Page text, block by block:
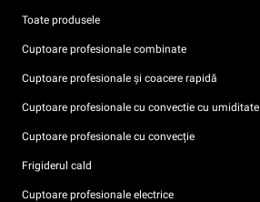
Toate produsele
Cuptoare profesionale combinate
Cuptoare profesionale și coacere rapidă
Cuptoare profesionale cu convectie cu umiditate
Cuptoare profesionale cu convecție
Frigiderul cald
Cuptoare profesionale electrice